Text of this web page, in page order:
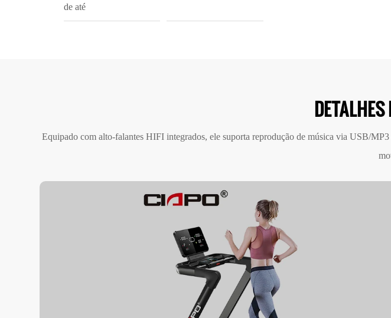
de até
Equipado com alto-falantes HIFI integrados, ele suporta reprodução de música via USB/